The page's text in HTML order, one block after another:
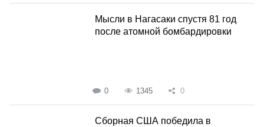
Мысли в Нагасаки спустя 81 год
после атомной бомбардировки
0 1345 0
Сборная США победила в